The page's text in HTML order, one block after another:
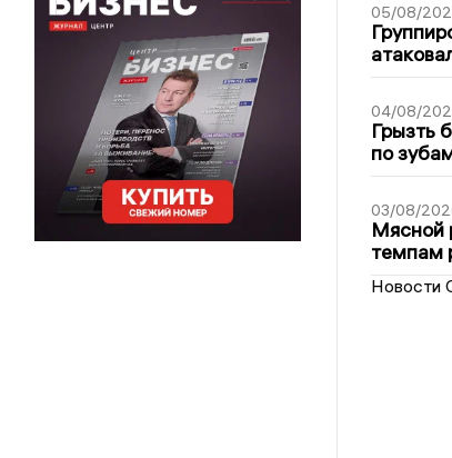
05/08/
04/08/
Грызть
по
03/08/
Мясной
темпам